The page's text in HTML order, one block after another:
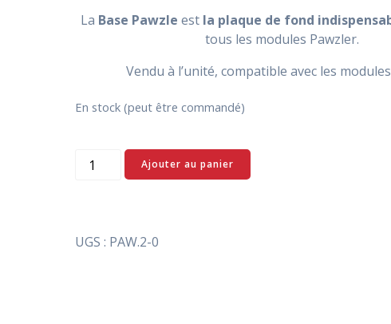
La Base Pawzle est la plaque de fond
tous les modules Pawzler.
Vendu à l’unité, compatible avec les
En stock (peut être commandé)
quantité
Ajouter au panier
UGS : PAW.2-0